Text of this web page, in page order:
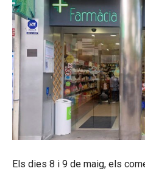
Els dies 8 i 9 de maig, els